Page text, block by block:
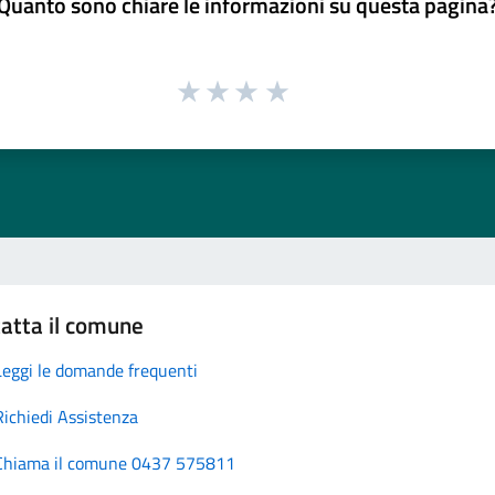
il comune
le domande frequenti
Assistenza
il comune 0437 575811